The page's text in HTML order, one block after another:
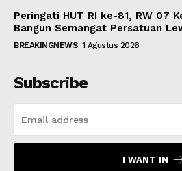
Peringati HUT RI ke-81, RW 07
Bangun Semangat Persatuan
BREAKINGNEWS 1 Agustus 2026
Subscribe
I WANT IN